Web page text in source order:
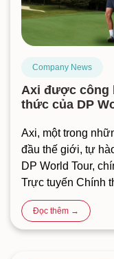
Company News
Axi được công
thức của DP
Axi, một trong
đầu thế giới, tự
DP World Tour,
Trực tuyến Chính
Đọc thêm →